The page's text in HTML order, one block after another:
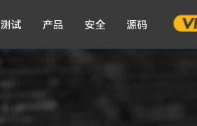
测试 产品 安全 源码